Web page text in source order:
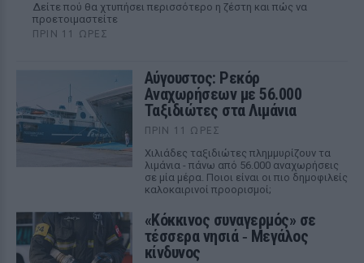
Δείτε πού θα χτυπήσει περισσότερο η ζέστη και πώς να
προετοιμαστείτε
ΠΡΙΝ 11 ΏΡΕΣ
Αύγουστος: Ρεκόρ
Αναχωρήσεων με 56.000
Ταξιδιώτες στα Λιμάνια
ΠΡΙΝ 11 ΏΡΕΣ
Χιλιάδες ταξιδιώτες πλημμυρίζουν τα
λιμάνια - πάνω από 56.000 αναχωρήσεις
σε μία μέρα. Ποιοι είναι οι πιο δημοφιλείς
καλοκαιρινοί προορισμοί;
«Κόκκινος συναγερμός» σε
τέσσερα νησιά ‑ Μεγάλος
κίνδυνος